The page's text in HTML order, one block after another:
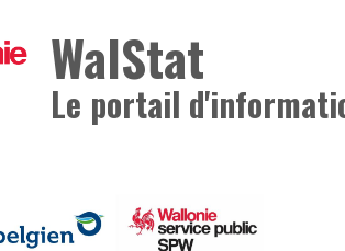
WalStat
Le portail